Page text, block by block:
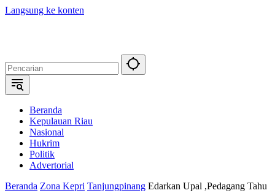
Langsung ke konten
Beranda
Kepulauan Riau
Nasional
Hukrim
Politik
Advertorial
Beranda Zona Kepri Tanjungpinang Edarkan Upal ,Pedagang Tahu